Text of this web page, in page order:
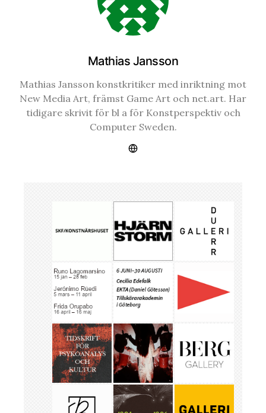
Mathias Jansson
Mathias Jansson konstkritiker med inriktning mot
New Media Art, främst Game Art och net.art. Har
tidigare skrivit för bl a för Konstperspektiv och
Computer Sweden.